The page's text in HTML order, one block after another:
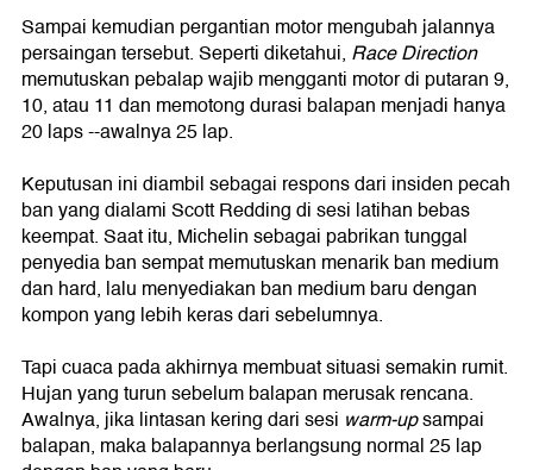
Sampai kemudian pergantian motor mengubah jalannya
persaingan tersebut. Seperti diketahui, Race Direction
memutuskan pebalap wajib mengganti motor di putaran 9,
10, atau 11 dan memotong durasi balapan menjadi hanya
20 laps --awalnya 25 lap.
Keputusan ini diambil sebagai respons dari insiden pecah
ban yang dialami Scott Redding di sesi latihan bebas
keempat. Saat itu, Michelin sebagai pabrikan tunggal
penyedia ban sempat memutuskan menarik ban medium
dan hard, lalu menyediakan ban medium baru dengan
kompon yang lebih keras dari sebelumnya.
Tapi cuaca pada akhirnya membuat situasi semakin rumit.
Hujan yang turun sebelum balapan merusak rencana.
Awalnya, jika lintasan kering dari sesi warm-upsampai
balapan, maka balapannya berlangsung normal 25 lap